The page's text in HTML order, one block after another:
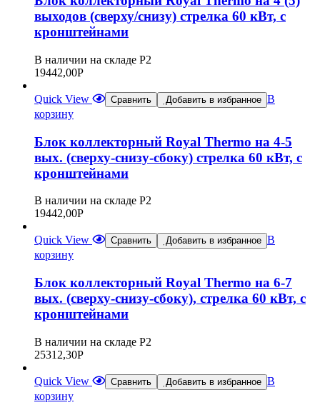
выходов (сверху/снизу) стрелка 60 кВт, с
кронштейнами
В наличии на складе Р2
19442,00Р
Quick View Сравнить Добавить в избранное В
корзину
Блок коллекторный Royal Thermo на 4-5
вых. (сверху-снизу-сбоку) стрелка 60 кВт, с
кронштейнами
В наличии на складе Р2
19442,00Р
Quick View Сравнить Добавить в избранное В
корзину
Блок коллекторный Royal Thermo на 6-7
вых. (сверху-снизу-сбоку), стрелка 60 кВт, с
кронштейнами
В наличии на складе Р2
25312,30Р
Quick View Сравнить Добавить в избранное В
корзину